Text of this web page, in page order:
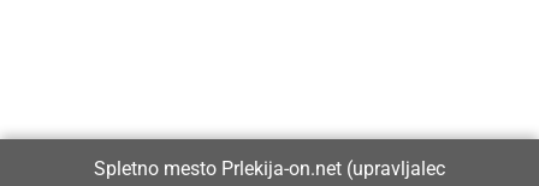
Spletno mesto Prlekija-on.net (upravljalec